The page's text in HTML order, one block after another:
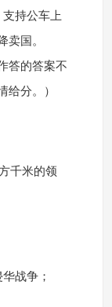
支持公车上
卖国。
答的答案不
给分。）
千米的领
战争；